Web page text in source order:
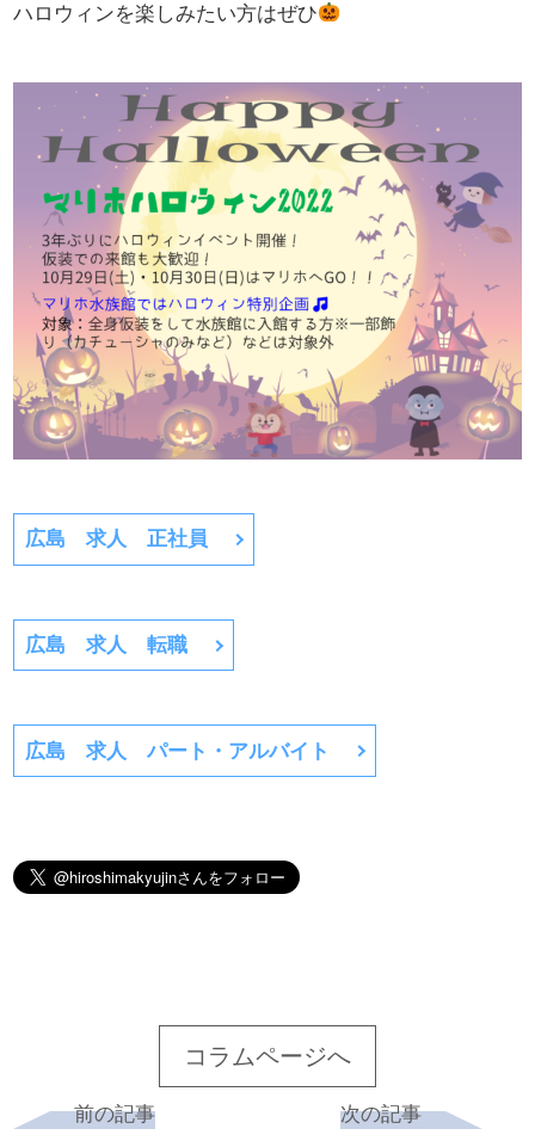
ハロウィンを楽しみたい方はぜひ
広島 求人 正社員
広島 求人 転職
広島 求人 パート・アルバイト
コラムページへ
前の記事 次の記事